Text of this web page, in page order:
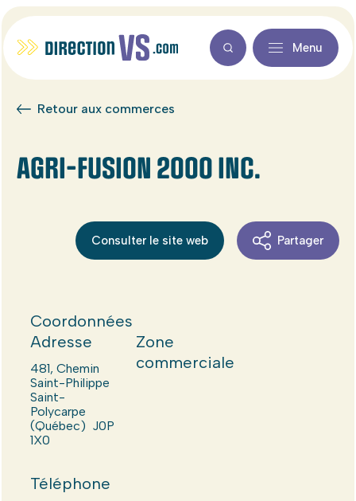
Menu
Retour aux commerces
AGRI-FUSION 2000 INC.
Consulter le site web Partager
Coordonnées
Adresse
481, Chemin
Saint-Philippe
Saint-
Polycarpe
(Québec) J0P
1X0
Téléphone
Zone
commerciale